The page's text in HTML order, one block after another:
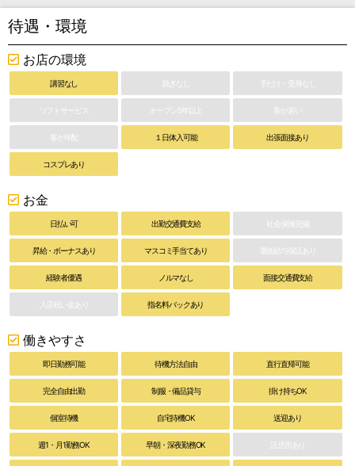
待遇・環境
お店の環境
講習なし 脱ぎなし 手だけ・受身なし
ソフトサービス オープン5年以上 客が若い
客が年配 １日体入可能 出張面接あり
コスプレあり
お金
日払い可 出勤交通費支給 社会保険完備
昇給・ボーナスあり マスコミ手当てあり 最低給与保証あり
経験者優遇 ノルマなし 面接交通費支給
入店祝い金あり 指名料バックあり
働きやすさ
即日勤務可能 待機方法自由 直行直帰可能
完全自由出勤 制服・備品貸与 掛け持ちOK
個室待機 自宅待機OK 送迎あり
週1・月1勤務OK 早朝・深夜勤務OK 託児所あり